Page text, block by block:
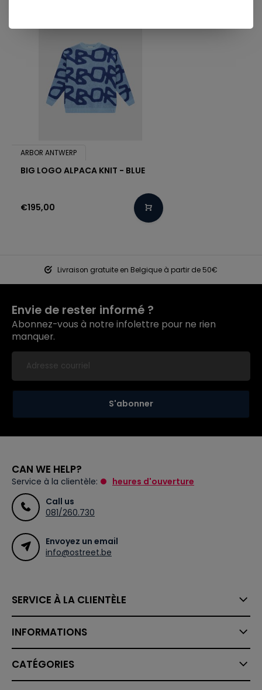
ARBOR ANTWERP
BIG LOGO ALPACA KNIT - BLUE
€195,00
Livraison gratuite en Belgique à partir de 50€
Envie de rester informé ?
Abonnez-vous à notre infolettre pour ne rien
manquer.
S'abonner
CAN WE HELP?
Service à la clientèle:
heures d'ouverture
Call us
081/260.730
Envoyez un email
info@ostreet.be
SERVICE À LA CLIENTÈLE
INFORMATIONS
CATÉGORIES